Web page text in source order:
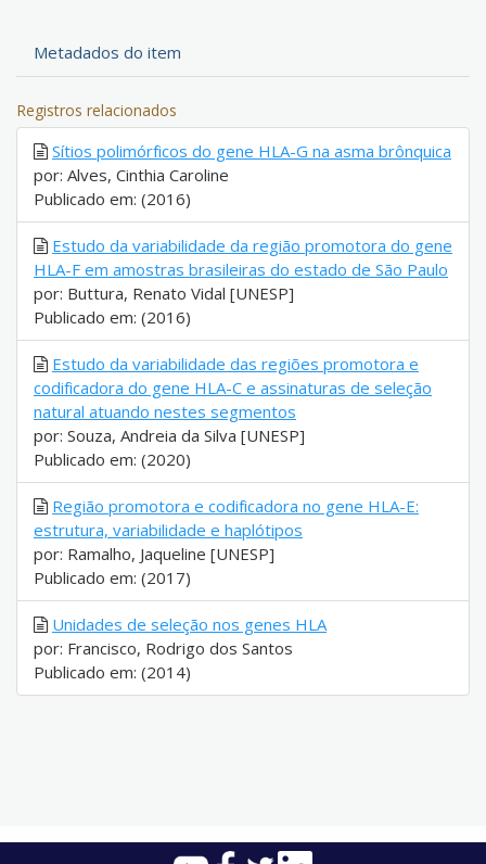
Metadados do item
Registros relacionados
Sítios polimórficos do gene HLA-G na asma brônquica
por: Alves, Cinthia Caroline
Publicado em: (2016)
Estudo da variabilidade da região promotora do gene
HLA-F em amostras brasileiras do estado de São Paulo
por: Buttura, Renato Vidal [UNESP]
Publicado em: (2016)
Estudo da variabilidade das regiões promotora e
codificadora do gene HLA-C e assinaturas de seleção
natural atuando nestes segmentos
por: Souza, Andreia da Silva [UNESP]
Publicado em: (2020)
Região promotora e codificadora no gene HLA-E:
estrutura, variabilidade e haplótipos
por: Ramalho, Jaqueline [UNESP]
Publicado em: (2017)
Unidades de seleção nos genes HLA
por: Francisco, Rodrigo dos Santos
Publicado em: (2014)